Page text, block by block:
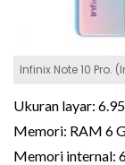
Infinix Note 10 Pro.
Ukuran layar:
Memori: RAM 6
Memori internal: